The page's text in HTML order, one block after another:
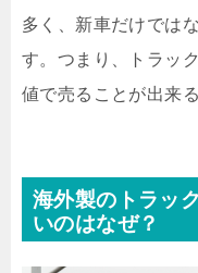
多く、新車だけでは
す。つまり、トラッ
値で売ることが出来る
海外製のトラッ
いのはなぜ？